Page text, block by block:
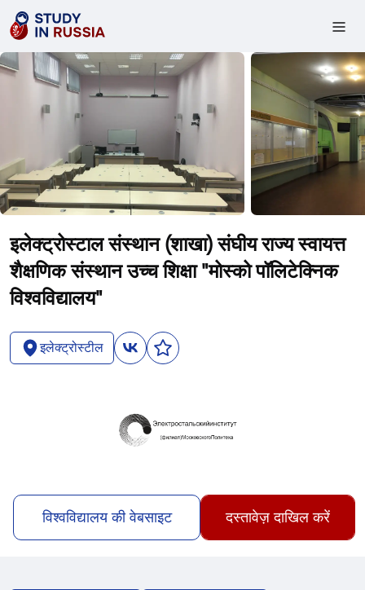
इलेक्ट्रोस्टाल संस्थान (शाखा) संघीय राज्य स्वायत्त
शैक्षणिक संस्थान उच्च शिक्षा "मोस्को पॉलिटेक्निक
विश्वविद्यालय"
इलेक्ट्रोस्टील
विश्वविद्यालय की वेबसाइट दस्तावेज़ दाखिल करें